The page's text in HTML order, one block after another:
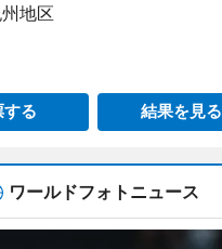
地区
する 結果を見る
ワールドフォトニュース